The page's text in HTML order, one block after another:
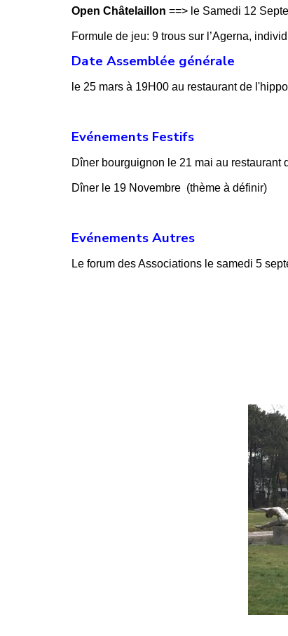
Open Châtelaillon ==> le Samedi 12
Formule de jeu: 9 trous sur l’Agerna,
Date Assemblée générale
le 25 mars à 19H00 au restaurant de
Evénements Festifs
Dîner bourguignon le 21 mai au restaurant
Dîner le 19 Novembre (thème à définir)
Evénements Autres
Le forum des Associations le samedi 5